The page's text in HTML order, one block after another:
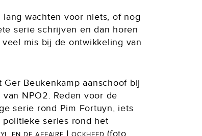
wachten voor niets, of nog
serie schrijven en dan horen
mis bij de ontwikkeling van
Beukenkamp aanschoof bij
NPO2. Reden voor de
serie rond Pim Fortuyn, iets
politieke series rond het
en de affaire Lockheed (foto